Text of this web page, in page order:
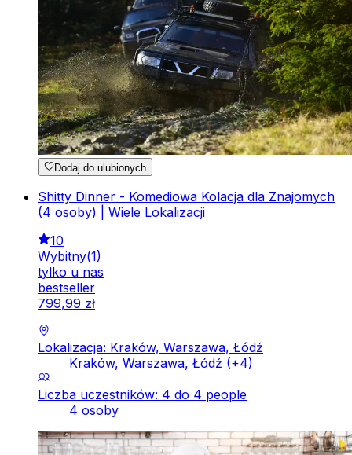
Dodaj do ulubionych
Shitty Dinner - Komediowa Kolacja dla Znajomych
(4 osoby) | Wiele Lokalizacji
10
Wybitny(1)
tylko u nas
bestseller
799,99 zł
Lokalizacja: Kraków, Warszawa, Łódź
Kraków, Warszawa, Łódź (+4)
Liczba uczestników: 4 do 4 people
4 osoby